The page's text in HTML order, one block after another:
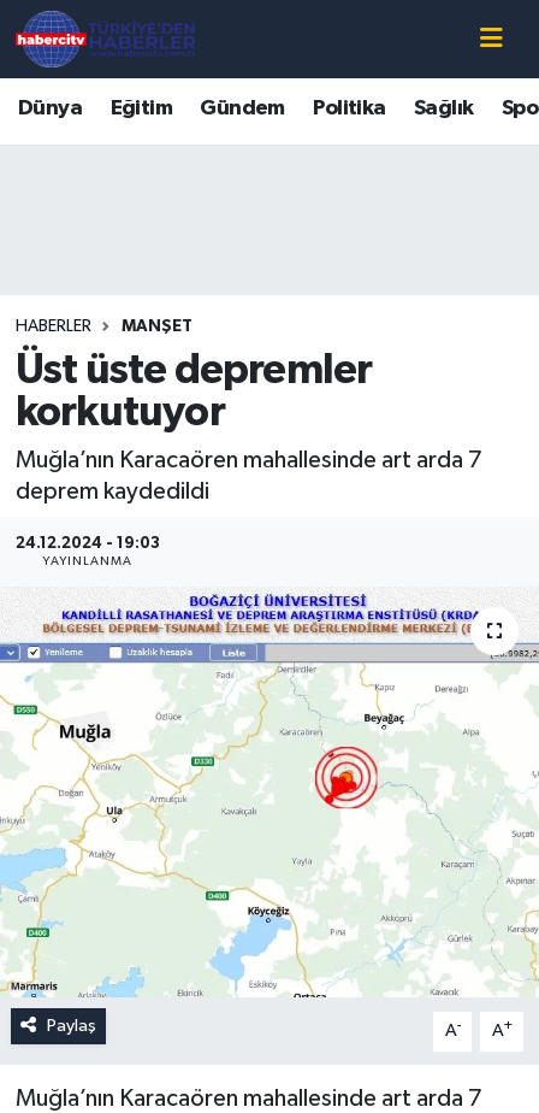
Dünya Eğitim Gündem Politika Sağlık
HABERLER MANŞET
Üst üste depremler
korkutuyor
Muğla’nın Karacaören mahallesinde art arda 7
deprem kaydedildi
24.12.2024 - 19:03
YAYINLANMA
Paylaş A- A+
Muğla’nın Karacaören mahallesinde art arda 7
Süper Lig Puan Durumu ve Fikstür
Tüm Manşetler
Son Dakika Haberleri